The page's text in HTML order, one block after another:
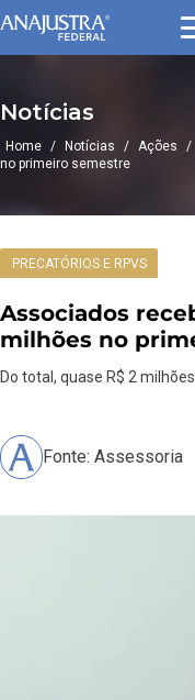
Notícias
Home / Notícias / Ações /
no primeiro semestre
PRECATÓRIOS E RPVS
Associados
milhões no
Do total, quase R$ 2
Fonte: Assessoria